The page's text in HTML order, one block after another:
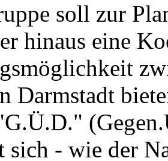
soll zur
hinaus eine
Darmstadt
sich - wie der